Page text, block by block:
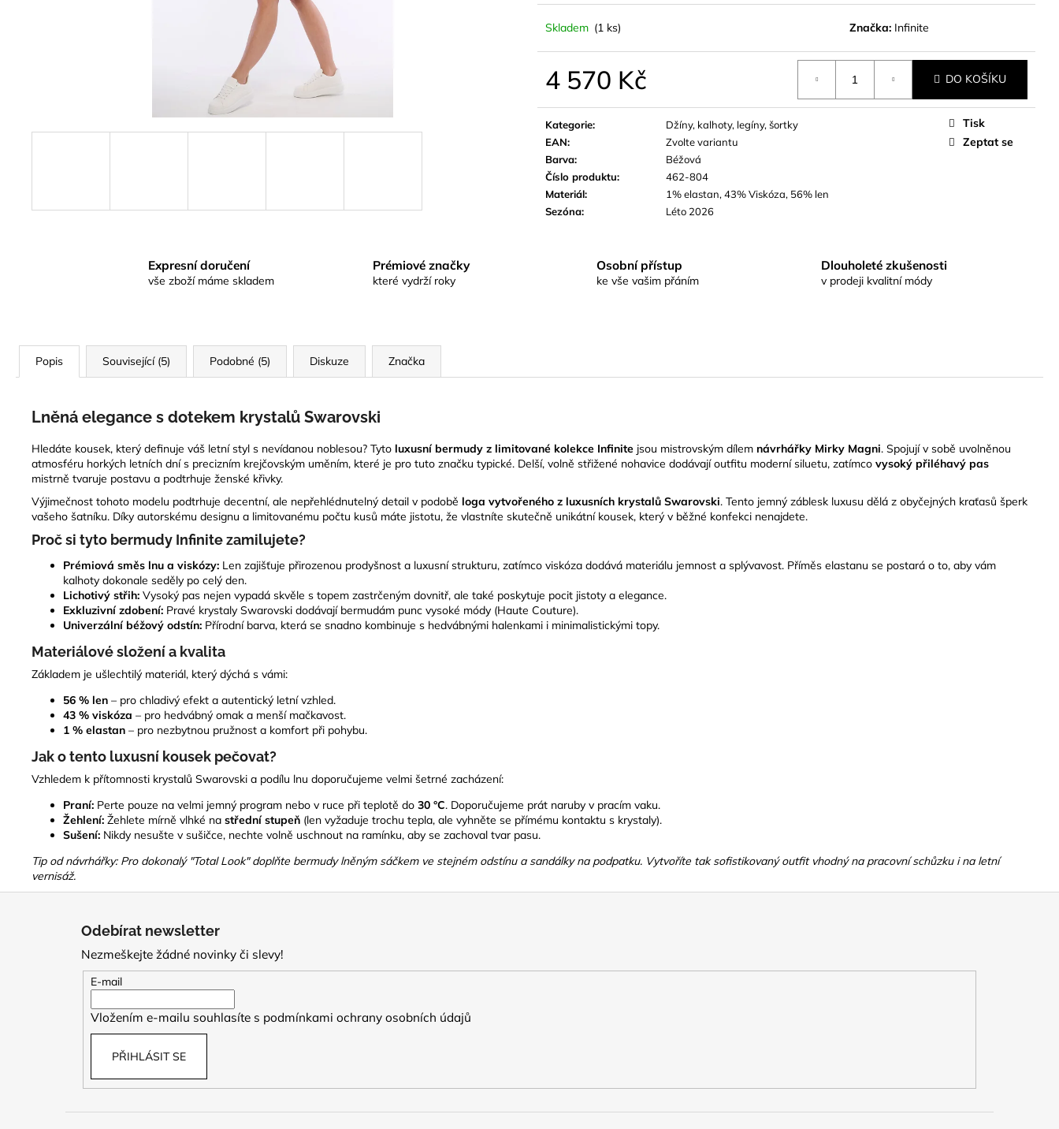
Skladem (1 ks) Značka: Infinite
4 570 Kč DO KOŠÍKU
Kategorie:
Džíny, kalhoty, legíny, šortky
EAN:
Zvolte variantu
Barva:
Béžová
Číslo produktu:
462-804
Materiál:
1% elastan, 43% Viskóza, 56% len
Sezóna: Léto 2026
Tisk
Zeptat se
Expresní doručení
vše zboží máme skladem
Prémiové značky
které vydrží roky
Osobní přístup
ke vše vašim přáním
Dlouholeté zkušenosti
v prodeji kvalitní módy
Popis Související (5) Podobné (5) Diskuze Značka
Lněná elegance s dotekem krystalů Swarovski
Hledáte kousek, který definuje váš letní styl s nevídanou noblesou? Tyto luxusní bermudy z limitované kolekce Infinite jsou mistrovským dílem návrhářky Mirky Magni. Spojují v sobě uvolněnou
atmosféru horkých letních dní s precizním krejčovským uměním, které je pro tuto značku typické. Delší, volně střižené nohavice dodávají outfitu moderní siluetu, zatímco vysoký přiléhavý pas
mistrně tvaruje postavu a podtrhuje ženské křivky.
Výjimečnost tohoto modelu podtrhuje decentní, ale nepřehlédnutelný detail v podobě loga vytvořeného z luxusních krystalů Swarovski. Tento jemný záblesk luxusu dělá z obyčejných kraťasů šperk
vašeho šatníku. Díky autorskému designu a limitovanému počtu kusů máte jistotu, že vlastníte skutečně unikátní kousek, který v běžné konfekci nenajdete.
Proč si tyto bermudy Infinite zamilujete?
Prémiová směs lnu a viskózy: Len zajišťuje přirozenou prodyšnost a luxusní strukturu, zatímco viskóza dodává materiálu jemnost a splývavost. Příměs elastanu se postará o to, aby vám
kalhoty dokonale seděly po celý den.
Lichotivý střih: Vysoký pas nejen vypadá skvěle s topem zastrčeným dovnitř, ale také poskytuje pocit jistoty a elegance.
Exkluzivní zdobení: Pravé krystaly Swarovski dodávají bermudám punc vysoké módy (Haute Couture).
Univerzální béžový odstín: Přírodní barva, která se snadno kombinuje s hedvábnými halenkami i minimalistickými topy.
Materiálové složení a kvalita
Základem je ušlechtilý materiál, který dýchá s vámi:
56 % len – pro chladivý efekt a autentický letní vzhled.
43 % viskóza – pro hedvábný omak a menší mačkavost.
1 % elastan – pro nezbytnou pružnost a komfort při pohybu.
Jak o tento luxusní kousek pečovat?
Vzhledem k přítomnosti krystalů Swarovski a podílu lnu doporučujeme velmi šetrné zacházení:
Praní: Perte pouze na velmi jemný program nebo v ruce při teplotě do 30 °C. Doporučujeme prát naruby v pracím vaku.
Žehlení: Žehlete mírně vlhké na střední stupeň (len vyžaduje trochu tepla, ale vyhněte se přímému kontaktu s krystaly).
Sušení: Nikdy nesušte v sušičce, nechte volně uschnout na ramínku, aby se zachoval tvar pasu.
Tip od návrhářky: Pro dokonalý "Total Look" doplňte bermudy lněným sáčkem ve stejném odstínu a sandálky na podpatku. Vytvoříte tak sofistikovaný outfit vhodný na pracovní schůzku i na letní
vernisáž.
Odebírat newsletter
Nezmeškejte žádné novinky či slevy!
E-mail
Vložením e-mailu souhlasíte s podmínkami ochrany osobních údajů
PŘIHLÁSIT SE